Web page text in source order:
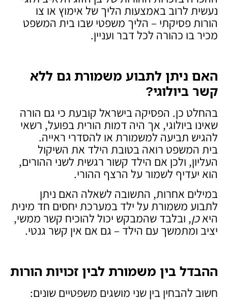
נעשית לרוב באמצעות הליך של אימוץ או צו
הורות פסיקתי – הליך משפטי שבו בית המשפט
מכיר בו כהורה לכל דבר ועניין.
האם ניתן לתבוע משמורת גם ללא
קשר ביולוגי?
בהחלט כן. הפסיקה בישראל קובעת כי גם הורה
שאינו ביולוגי, אך היה דמות הורית בפועל, רשאי
להגיש תביעה למשמורת או להסדרי ראייה.
בית המשפט רואה בטובת הילד את השיקול
העליון, ולכן אם הילד קשור רגשית לשני ההורים,
הוא יעדיף לשמור על הרצף ההורי.
במילים אחרות, התשובה לשאלה האם ניתן
לתבוע משמורת על ילד במערכת יחסים חד מינית
היאכן, ובלבד שהמבקש יכול להוכיח קשר ממשי,
יציב ומתמשך עם הילד – גם אם אין קשר גנטי.
ההבדל בין משמורת לבין זכויות הורות
חשוב להבחין בין שני מושגים משפטיים שונים: